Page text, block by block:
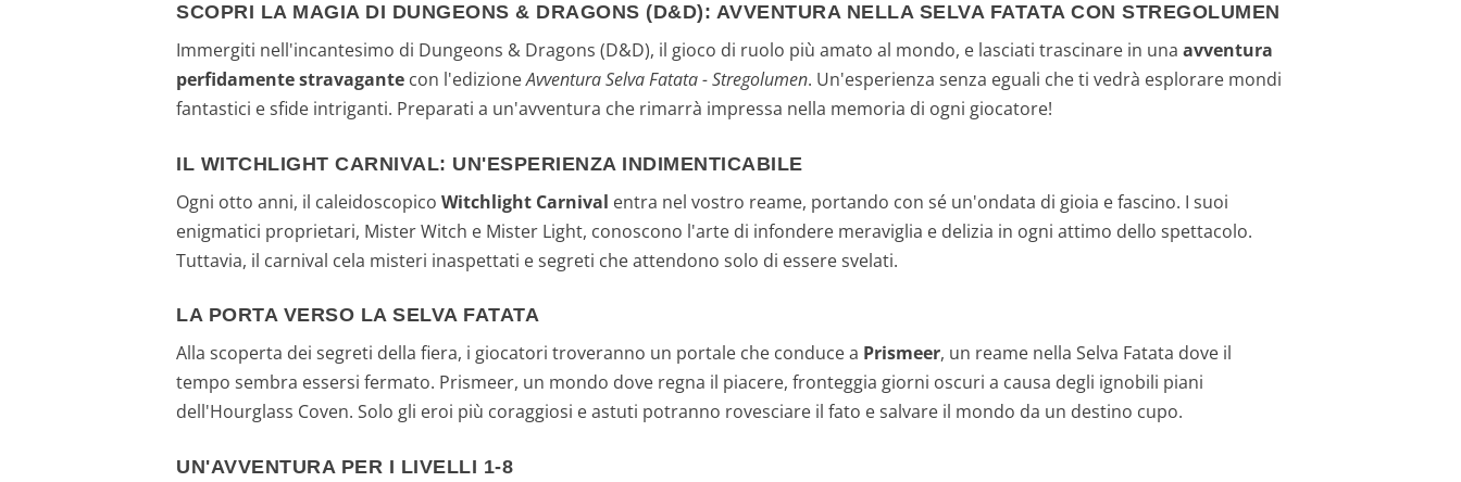
SCOPRI LA MAGIA DI DUNGEONS & DRAGONS (D&D): AVVENTURA NELLA SELVA FATATA CON STREGOLUMEN
Immergiti nell'incantesimo di Dungeons & Dragons (D&D), il gioco di ruolo più amato al mondo, e lasciati trascinare in una avventura
perfidamente stravagante con l'edizioneAvventura Selva Fatata - Stregolumen. Un'esperienza senza eguali che ti vedrà esplorare mondi
fantastici e sfide intriganti. Preparati a un'avventura che rimarrà impressa nella memoria di ogni giocatore!
IL WITCHLIGHT CARNIVAL: UN'ESPERIENZA INDIMENTICABILE
Ogni otto anni, il caleidoscopico Witchlight Carnival entra nel vostro reame, portando con sé un'ondata di gioia e fascino. I suoi
enigmatici proprietari, Mister Witch e Mister Light, conoscono l'arte di infondere meraviglia e delizia in ogni attimo dello spettacolo.
Tuttavia, il carnival cela misteri inaspettati e segreti che attendono solo di essere svelati.
LA PORTA VERSO LA SELVA FATATA
Alla scoperta dei segreti della fiera, i giocatori troveranno un portale che conduce a Prismeer, un reame nella Selva Fatata dove il
tempo sembra essersi fermato. Prismeer, un mondo dove regna il piacere, fronteggia giorni oscuri a causa degli ignobili piani
dell'Hourglass Coven. Solo gli eroi più coraggiosi e astuti potranno rovesciare il fato e salvare il mondo da un destino cupo.
UN'AVVENTURA PER I LIVELLI 1-8